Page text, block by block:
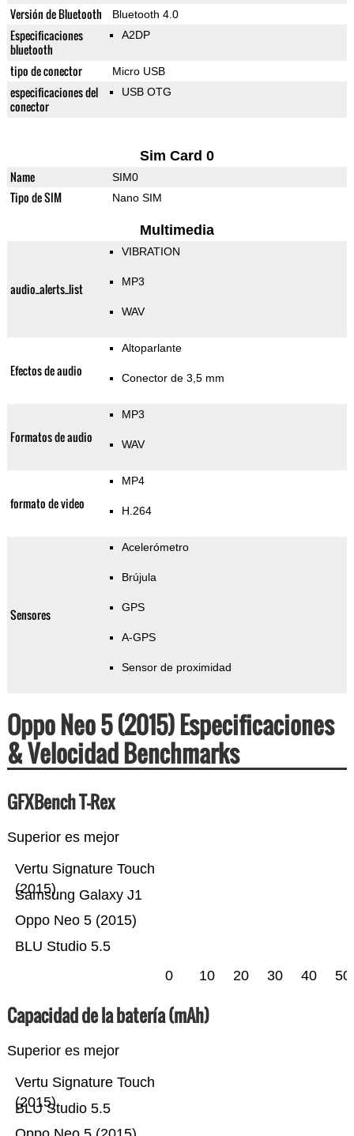
Versión de Bluetooth Bluetooth 4.0
Especificaciones
bluetooth
A2DP
tipo de conector Micro USB
especificaciones del
conector
USB OTG
Sim Card 0
Name SIM0
Tipo de SIM Nano SIM
Multimedia
audio_alerts_list
VIBRATION
MP3
WAV
Efectos de audio
Altoparlante
Conector de 3,5 mm
Formatos de audio
MP3
WAV
formato de video
MP4
H.264
Sensores
Acelerómetro
Brújula
GPS
A-GPS
Sensor de proximidad
Oppo Neo 5 (2015) Especificaciones
& Velocidad Benchmarks
GFXBench T-Rex
Superior es mejor
BLU Studio 5.5
Oppo Neo 5 (2015)
Samsung Galaxy J1
Vertu Signature Touch
(2015)
0 10 20 30 40 50
Capacidad de la batería (mAh)
Superior es mejor
BLU Studio 5.5
Vertu Signature Touch
(2015)